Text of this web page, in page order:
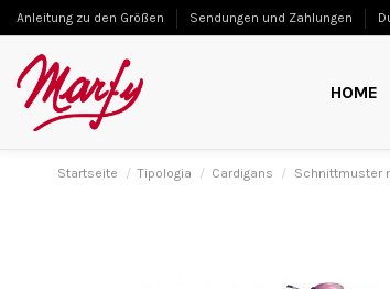
Anleitung zu den Größen Sendungen und Zahlungen
HOME
Startseite Tipologia Cardigans Schnittmuster